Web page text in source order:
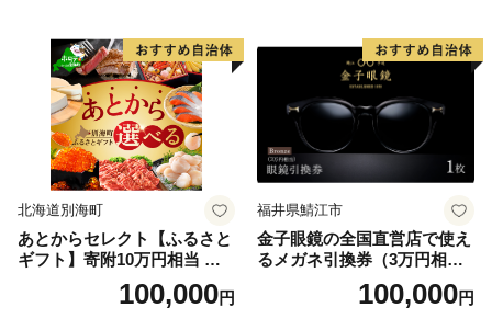
北海道別海町
あとからセレクト【ふるさと
ギフト】寄附10万円相当 あ
とから選べる！ ギフト いく
ら ほたて 海鮮 牛肉 別海町
100,000円
福井県鯖江市
金子眼鏡の全国直営店で使え
るメガネ引換券（3万円相
100,000円